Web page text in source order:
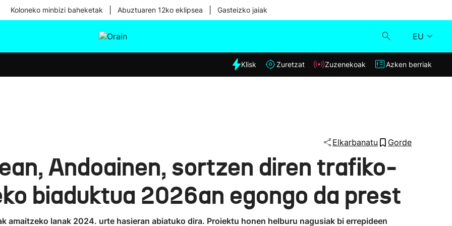
Koloneko minbizi baheketak Abuztuaren 12ko eklipsea Gasteizko jaiak
EU
Eguraldia
Klisk
Azken berriak
Klisk Zuretzat Zuzenekoak Azken berriak
Elkarbanatu Gorde
Andoainen, sortzen diren trafiko-
biaduktua 2026an egongo da prest
amaitzeko lanak 2024. urte hasieran abiatuko dira. Proiektu honen helburu nagusiak bi errepideen